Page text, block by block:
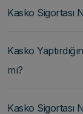
Kasko Sigortası
Kasko
mı?
Kasko Sigortası